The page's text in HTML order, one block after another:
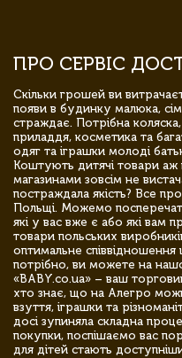
ПРО СЕРВІС
Скільки грошей ви
появи в будинку малюка,
страждає. Потрібна
приладдя, косметика та
одяг та іграшки молоді
Коштують дитячі товари
магазинами зовсім не
постраждала якість? Все
Польщі. Можемо
які у вас вже є або які вам
товари польських
оптимальне співвідношення
потрібно, ви можете на
«BABY.co.ua» – ваш
хто знає, що на Алегро
взуття, іграшки та
досі зупиняла складна
покупки, поспішаємо вас
для дітей стають